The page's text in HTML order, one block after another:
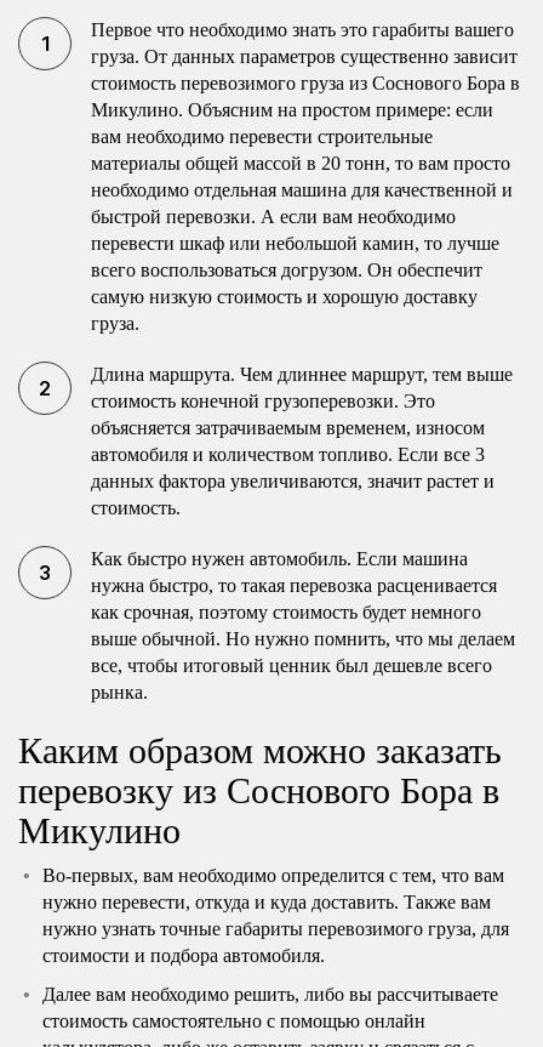
Первое что необходимо знать это гарабиты вашего
груза. От данных параметров существенно зависит
стоимость перевозимого груза из Соснового Бора в
Микулино. Объясним на простом примере: если
вам необходимо перевести строительные
материалы общей массой в 20 тонн, то вам просто
необходимо отдельная машина для качественной и
быстрой перевозки. А если вам необходимо
перевести шкаф или небольшой камин, то лучше
всего воспользоваться догрузом. Он обеспечит
самую низкую стоимость и хорошую доставку
груза.
Длина маршрута. Чем длиннее маршрут, тем выше
стоимость конечной грузоперевозки. Это
объясняется затрачиваемым временем, износом
автомобиля и количеством топливо. Если все 3
данных фактора увеличиваются, значит растет и
стоимость.
Как быстро нужен автомобиль. Если машина
нужна быстро, то такая перевозка расценивается
как срочная, поэтому стоимость будет немного
выше обычной. Но нужно помнить, что мы делаем
все, чтобы итоговый ценник был дешевле всего
рынка.
Каким образом можно заказать
перевозку из Соснового Бора в
Микулино
Во-первых, вам необходимо определится с тем, что вам
нужно перевести, откуда и куда доставить. Также вам
нужно узнать точные габариты перевозимого груза, для
стоимости и подбора автомобиля.
Далее вам необходимо решить, либо вы рассчитываете
стоимость самостоятельно с помощью онлайн